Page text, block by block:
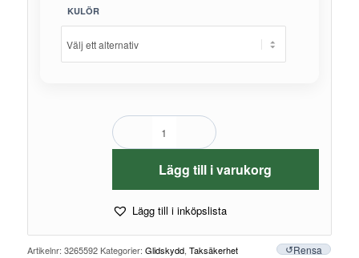
KULÖR
Rensa
Lägg till i varukorg
Lägg till i inköpslista
Artikelnr: 3265592 Kategorier: Glidskydd, Taksäkerhet